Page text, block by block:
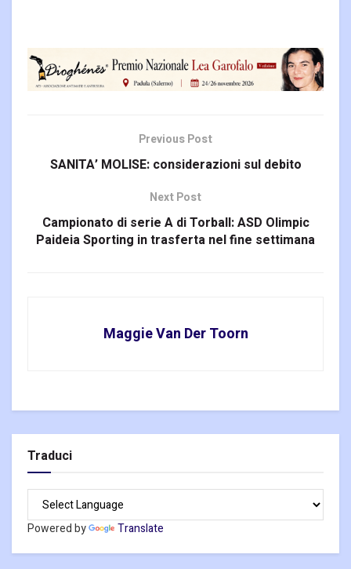
Previous Post
SANITA’ MOLISE: considerazioni sul debito
Next Post
Campionato di serie A di Torball: ASD Olimpic
Paideia Sporting in trasferta nel fine settimana
Maggie Van Der Toorn
Traduci
Powered by Translate